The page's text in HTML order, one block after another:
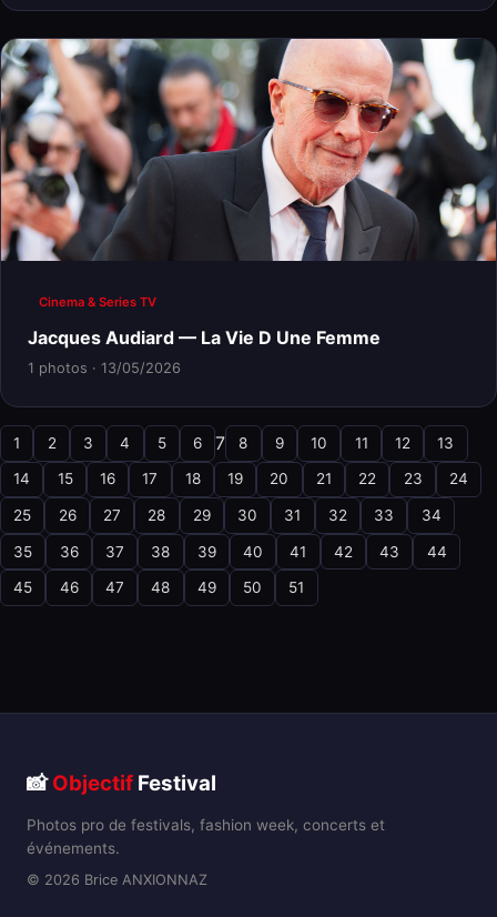
Cinema & Series TV
Jacques Audiard — La Vie D Une Femme
1 photos · 13/05/2026
1 2 3 4 5 6 7 8 9 10 11 12 13
14 15 16 17 18 19 20 21 22 23 24
25 26 27 28 29 30 31 32 33 34
35 36 37 38 39 40 41 42 43 44
45 46 47 48 49 50 51
📸Objectif Festival
Photos pro de festivals, fashion week, concerts et
événements.
© 2026 Brice ANXIONNAZ